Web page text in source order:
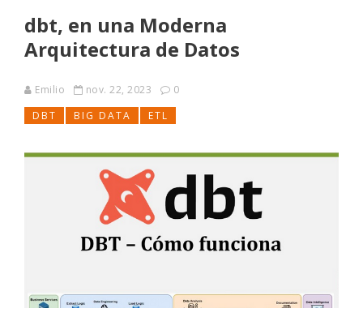
dbt, en una Moderna
Arquitectura de Datos
Emilio nov. 22, 2023
0
DBT
BIG DATA ETL